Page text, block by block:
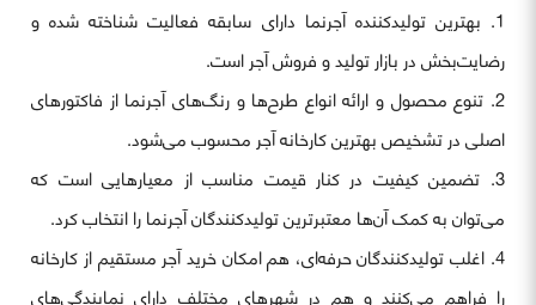
بهترین تولیدکننده آجرنما دارای سابقه فعالیت شناخته شده و
رضایت‌بخش در بازار تولید و فروش آجر است.
تنوع محصول و ارائه انواع طرح‌ها و رنگ‌های آجرنما از فاکتورهای
اصلی در تشخیص بهترین کارخانه آجر محسوب می‌شود.
تضمین کیفیت در کنار قیمت مناسب از معیارهایی است که
می‌توان به کمک آن‌ها معتبرترین تولیدکنندگان آجرنما را انتخاب کرد.
اغلب تولیدکنندگان حرفه‌ای، هم امکان خرید آجر مستقیم از کارخانه
را فراهم می‌کنند و هم در شهرهای مختلف دارای نمایندگی‌های